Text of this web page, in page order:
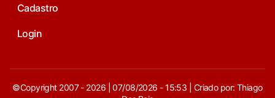
Cadastro
Login
©Copyright 2007 - 2026 | 07/08/2026 - 15:53 | Criado por: Thiago